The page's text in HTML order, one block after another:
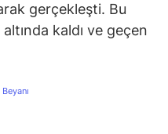
gerçekleşti. Bu
kaldı ve geçen